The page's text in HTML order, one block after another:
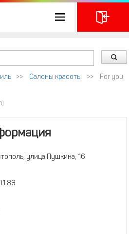
>> Салоны красоты >>
For you.
улица Пушкина, 16
89